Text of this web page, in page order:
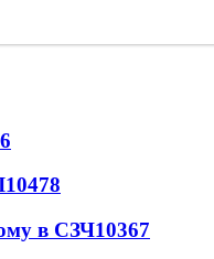
10478
в СЗЧ10367